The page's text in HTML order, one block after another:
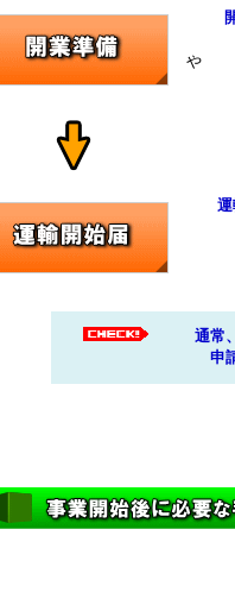
や
運輸
通常
申